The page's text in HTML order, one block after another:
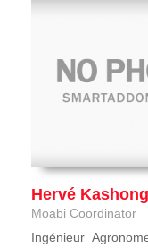
Hervé
Moabi Coordinator
Ingénieur